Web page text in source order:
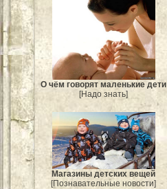
О чём говорят маленькие дети
[Надо знать]
Магазины детских вещей
[Познавательные новости]